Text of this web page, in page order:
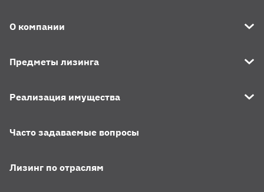
О компании
Предметы лизинга
Реализация имущества
Часто задаваемые вопросы
Лизинг по отраслям